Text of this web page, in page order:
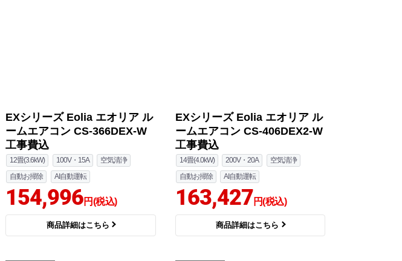
EXシリーズ Eolia エオリア ル
ームエアコン CS-366DEX-W
工事費込
12畳(3.6kW) 100V・15A
空気清浄
自動お掃除
AI自動運転
154,996円(税込)
商品詳細はこちら
EXシリーズ Eolia エオリア ル
ームエアコン CS-406DEX2-W
工事費込
14畳(4.0kW) 200V・20A
空気清浄
自動お掃除
AI自動運転
163,427 円(税込)
商品詳細はこちら